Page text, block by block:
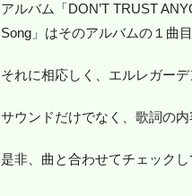
アルバム「DON’T TRUST
Song」はそのアルバムの１曲目
それに相応しく、エルレガー
サウンドだけでなく、歌詞の
是非、曲と合わせてチェックし